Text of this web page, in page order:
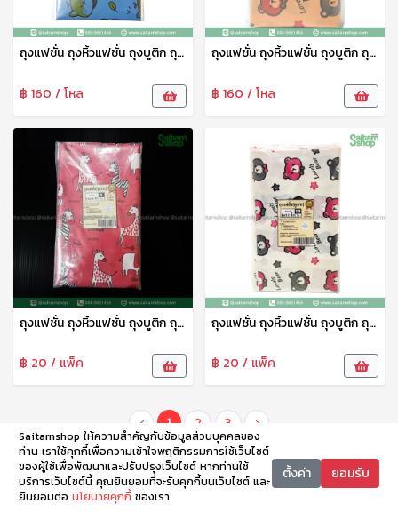
ถุงแฟชั่น ถุงหิ้วแฟชั่น ถุงบูติก ถุงบูติค ถุงแฟชั่นเจาะหู ลายพรีเมี่ยม 8*16 ซม. 1แพ็ค10ใบ tpf
฿ 160 / โหล
ถุงแฟชั่น ถุงหิ้วแฟชั่น ถุงบูติก ถุงบูติค ถุงแฟชั่นเจาะหู ลายพรีเมี่ยม 6*14 ซม. 1แพ็ค14ใบ tpf
฿ 160 / โหล
ถุงแฟชั่น ถุงหิ้วแฟชั่น ถุงบูติก ถุงบูติค ถุงแฟชั่นเจาะหู ลายพรีเมี่ยม 10*16 ซม. 1แพ็ค15ใบ tpf
฿ 20 / แพ็ค
ถุงแฟชั่น ถุงหิ้วแฟชั่น ถุงบูติก ถุงบูติค ถุงแฟชั่นเจาะหู ลายพรีเมี่ยม 8*12 ซม. 1แพ็ค10ใบ tpf
฿ 20 / แพ็ค
‹ 1 2 3 ›
Saitarnshop ให้ความสำคัญกับข้อมูลส่วนบุคคลของ
ท่าน เราใช้คุกกี้เพื่อความเข้าใจพฤติกรรมการใช้เว็บไซต์
ของผู้ใช้เพื่อพัฒนาและปรับปรุงเว็บไซต์ หากท่านใช้
บริการเว็บไซต์นี้ คุณยินยอมที่จะรับคุกกี้บนเว็บไซต์ และ
ยินยอมต่อ นโยบายคุกกี้ ของเรา
ตั้งค่า ยอมรับ